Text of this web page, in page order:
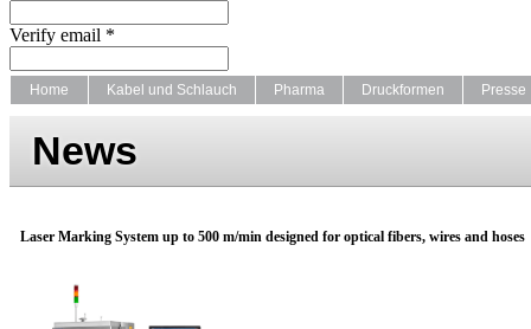
Verify email *
Home Kabel und Schlauch Pharma Druckformen Presse
News
Laser Marking System up to 500 m/min designed for optical fibers, wires and hoses